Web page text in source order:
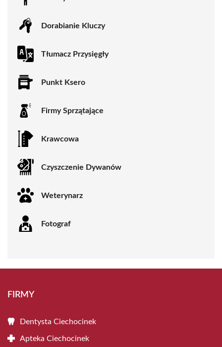
Dorabianie Kluczy
Tłumacz Przysięgły
Punkt Ksero
Firmy Sprzątające
Krawcowa
Czyszczenie Dywanów
Weterynarz
Fotograf
FIRMY
Dentysta Ciechocinek
Apteka Ciechocinek